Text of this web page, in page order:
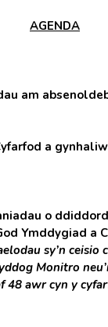
AGENDA
am
a
o
Ymddygiad a
sy’n ceisio
Monitro
48 awr cyn y